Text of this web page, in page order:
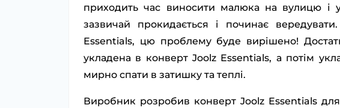
приходить час виносити малюка на вулицю і
зазвичай прокидається і починає
Essentials, цю проблему буде вирішено!
укладена в конверт Joolz Essentials, а потім
мирно спати в затишку та теплі.
Виробник розробив конверт Joolz Essentials